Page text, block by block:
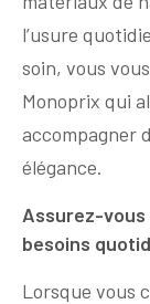
l’usure
soin, vous
Monoprix qui
accompagner
élégance.
Assurez-vous
besoins
Lorsque vous